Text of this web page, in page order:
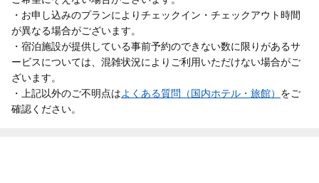
・お申し込みのプランによりチェックイン・チェックアウト時間
が異なる場合がございます。
・宿泊施設が提供している事前予約のできない数に限りがあるサ
ービスについては、混雑状況によりご利用いただけない場合がご
ざいます。
・上記以外のご不明点はよくある質問（国内ホテル・旅館） をご
確認ください。